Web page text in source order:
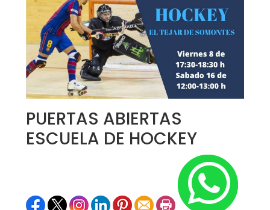
PUERTAS ABIERTAS
ESCUELA DE HOCKEY